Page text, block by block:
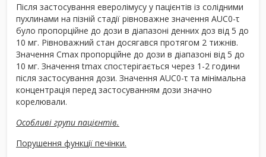
Після застосування еверолімусу у пацієнтів із солідними
пухлинами на пізній стадії рівноважне значення AUC0-τ
було пропорційне до дози в діапазоні денних доз від 5 до
10 мг. Рівноважний стан досягався протягом 2 тижнів.
Значення Cmax пропорційне до дози в діапазоні від 5 до
10 мг. Значення tmax спостерігається через 1-2 години
після застосування дози. Значення AUC0-τ та мінімальна
концентрація перед застосуванням дози значно
корелювали.
Особливі групи пацієнтів.
Порушення функції печінки.